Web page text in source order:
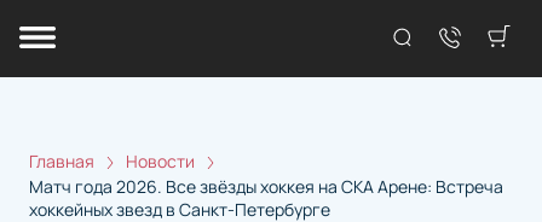
Главная
Новости
Матч года 2026. Все звёзды хоккея на СКА Арене: Встреча
хоккейных звезд в Санкт-Петербурге